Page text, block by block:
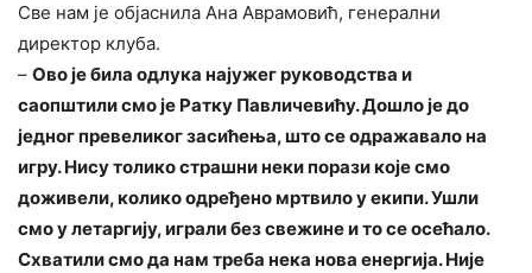
Све нам је објаснила Ана Аврамовић, генерални
директор клуба.
– Ово је била одлука најужег руководства и
саопштили смо је Ратку Павличевићу. Дошло је до
једног превеликог засићења, што се одражавало на
игру. Нису толико страшни неки порази које смо
доживели, колико одређено мртвило у екипи. Ушли
смо у летаргију, играли без свежине и то се осећало.
Схватили смо да нам треба нека нова енергија. Није